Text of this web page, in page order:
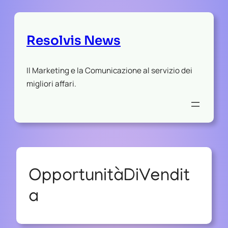
Resolvis News
Il Marketing e la Comunicazione al servizio dei
migliori affari.
OpportunitàDiVendit
a